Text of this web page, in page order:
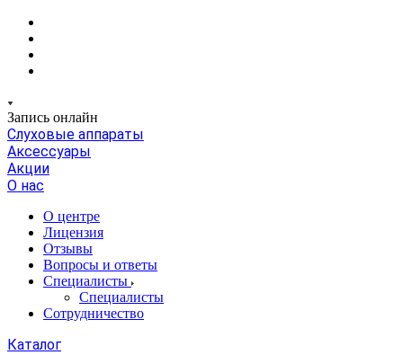
Запись онлайн
Слуховые аппараты
Аксессуары
Акции
О нас
О центре
Лицензия
Отзывы
Вопросы и ответы
Специалисты
Специалисты
Сотрудничество
Каталог